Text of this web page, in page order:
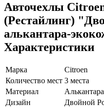
Авточехлы
(Рестайлинг)
алькантара-
Характеристики
Марка
Citroen
Количество мест 3 места
Материал
Дизайн
Двойной